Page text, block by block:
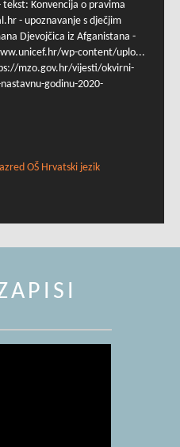
Konvencija o pravima
- upoznavanje s dječjim
Djevojčica iz Afganistana -
wp-content/uplo...
mzo.gov.hr/vijesti/okvirni-
godinu-2020-
OŠ Hrvatski jezik